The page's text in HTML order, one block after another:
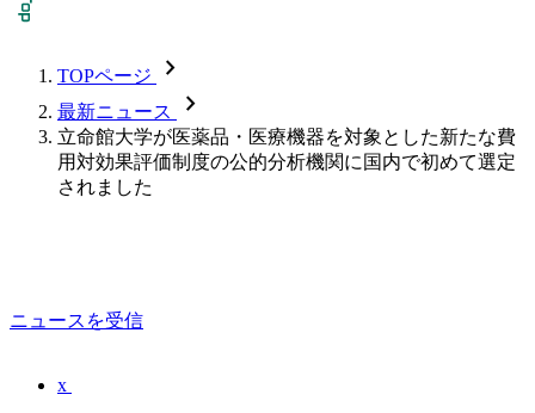
TOPページ chevron_forward
最新ニュース chevron_forward
立命館大学が医薬品・医療機器を対象とした新たな費
用対効果評価制度の公的分析機関に国内で初めて選定
されました
ニュースを受信
x